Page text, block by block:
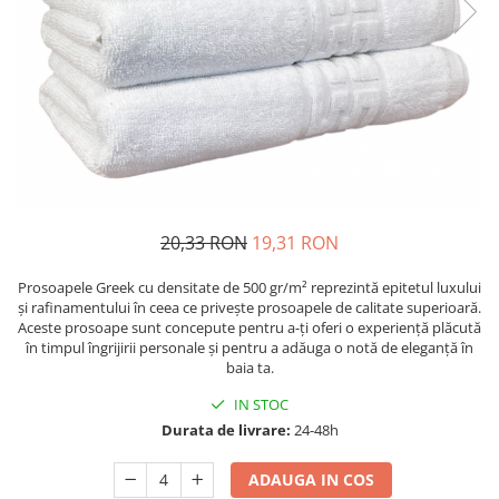
Curatatoare Legume si fructe
Cutii alimentare
Cutite si seturi de cutite
Eletrocasnice bucatarie
Expresoare
Forme prajituri
Frapiere si clesti gheata
Genti termo-izolante
Oale sub presiune
Detergenti Bucatarie
Detergenti Mobila
Detergenti Podele
Detergenti Universali
Dezinfectant toaleta
Folii si pungi alimentare
Insecticide
Intretinere si cosmetica auto
Odorizant camera
Luciu si balsam de buze
Produse dezinfectante
Produse incontinenta
Produse manichiura si pedichiura
Sampon
Servetele umede
Spuma si gel de ras
tratamente si ingrijire corp
Tratamente si masca de par
20,33 RON 19,31 RON
Prosoapele Greek cu densitate de 500 gr/m² reprezintă epitetul luxului
și rafinamentului în ceea ce privește prosoapele de calitate superioară.
Aceste prosoape sunt concepute pentru a-ți oferi o experiență plăcută
în timpul îngrijirii personale și pentru a adăuga o notă de eleganță în
baia ta.
IN STOC
Durata de livrare: 24-48h
ADAUGA IN COS